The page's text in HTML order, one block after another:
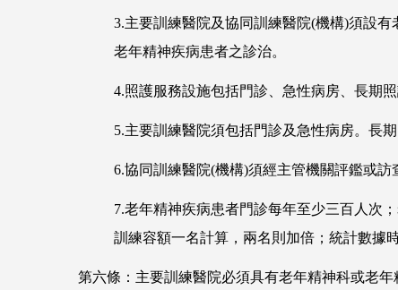
3.主要訓練醫院及協同訓練醫院(機構)須設
老年精神疾病患者之診治。
4.照護服務設施包括門診、急性病房、長期
5.主要訓練醫院須包括門診及急性病房。長
6.協同訓練醫院(機構)須經主管機關評鑑或
7.老年精神疾病患者門診每年至少三百人次
訓練容額一名計算，兩名則加倍；統計數據
第六條：主要訓練醫院必須具有老年精神科或老年